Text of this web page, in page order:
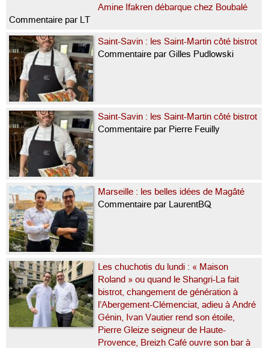
Amine Ifakren débarque chez Boubalé
Commentaire par LT
Saint-Savin : les Saint-Martin côté bistrot
Commentaire par Gilles Pudlowski
Saint-Savin : les Saint-Martin côté bistrot
Commentaire par Pierre Feuilly
Marseille : les belles idées de Magâté
Commentaire par LaurentBQ
Les chuchotis du lundi : « Maison
Roland » ou quand le Shangri-La fait
bistrot, changement de génération à
l’Abergement-Clémenciat, adieu à André
Génin, Ivan Vautier rend son étoile,
Pierre Gleize seigneur de Haute-
Provence, Breizh Café ouvre son bar à